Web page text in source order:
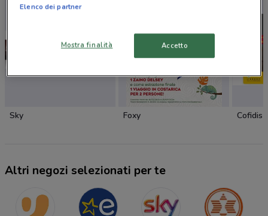
Sky Foxy Cofidis
Altri negozi selezionati per te
Elenco dei partner
Mostra finalità Accetto